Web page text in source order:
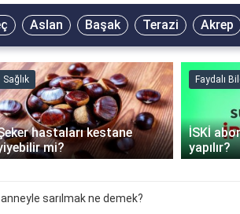
Aslan Başak Terazi Akrep
Sağlık
hastaları kestane
mi?
Faydalı
İSKİ
yapılır?
sarılmak ne demek?